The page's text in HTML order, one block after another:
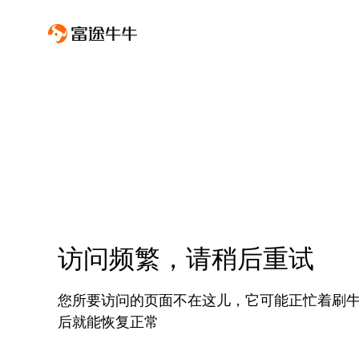
访问频繁，请稍后重试
您所要访问的页面不在这儿，它可能正忙着刷
后就能恢复正常